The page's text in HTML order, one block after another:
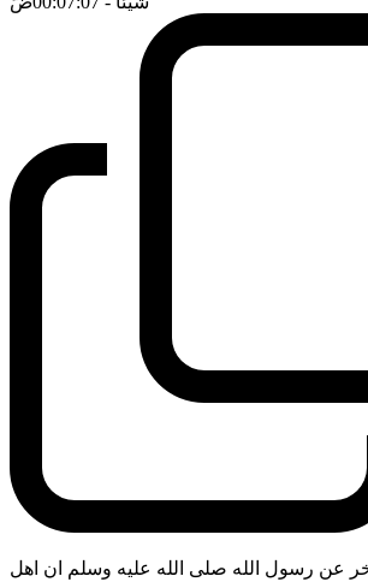
عن رسول الله صلى الله عليه وسلم ان اهل